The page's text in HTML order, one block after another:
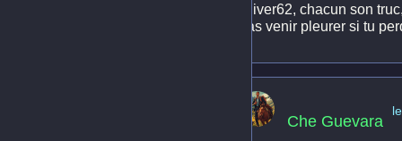
Oliver62, chacun son
pas venir pleurer si tu
Che Guevara